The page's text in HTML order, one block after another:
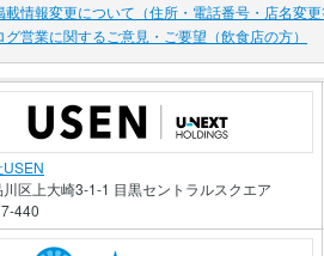
載情報変更について（住所・電話番号・店名変
グ営業に関するご意見・ご要望（飲食店の方）
区上大崎3-1-1 目黒セントラルスクエア
440